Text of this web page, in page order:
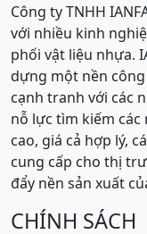
Công ty TNHH
với nhiều kinh
phối vật liệu nhựa.
dựng một nền
cạnh tranh với các
nỗ lực tìm kiếm
cao, giá cả hợp lý,
cung cấp cho thị
đẩy nền sản xuất
CHÍNH SÁCH